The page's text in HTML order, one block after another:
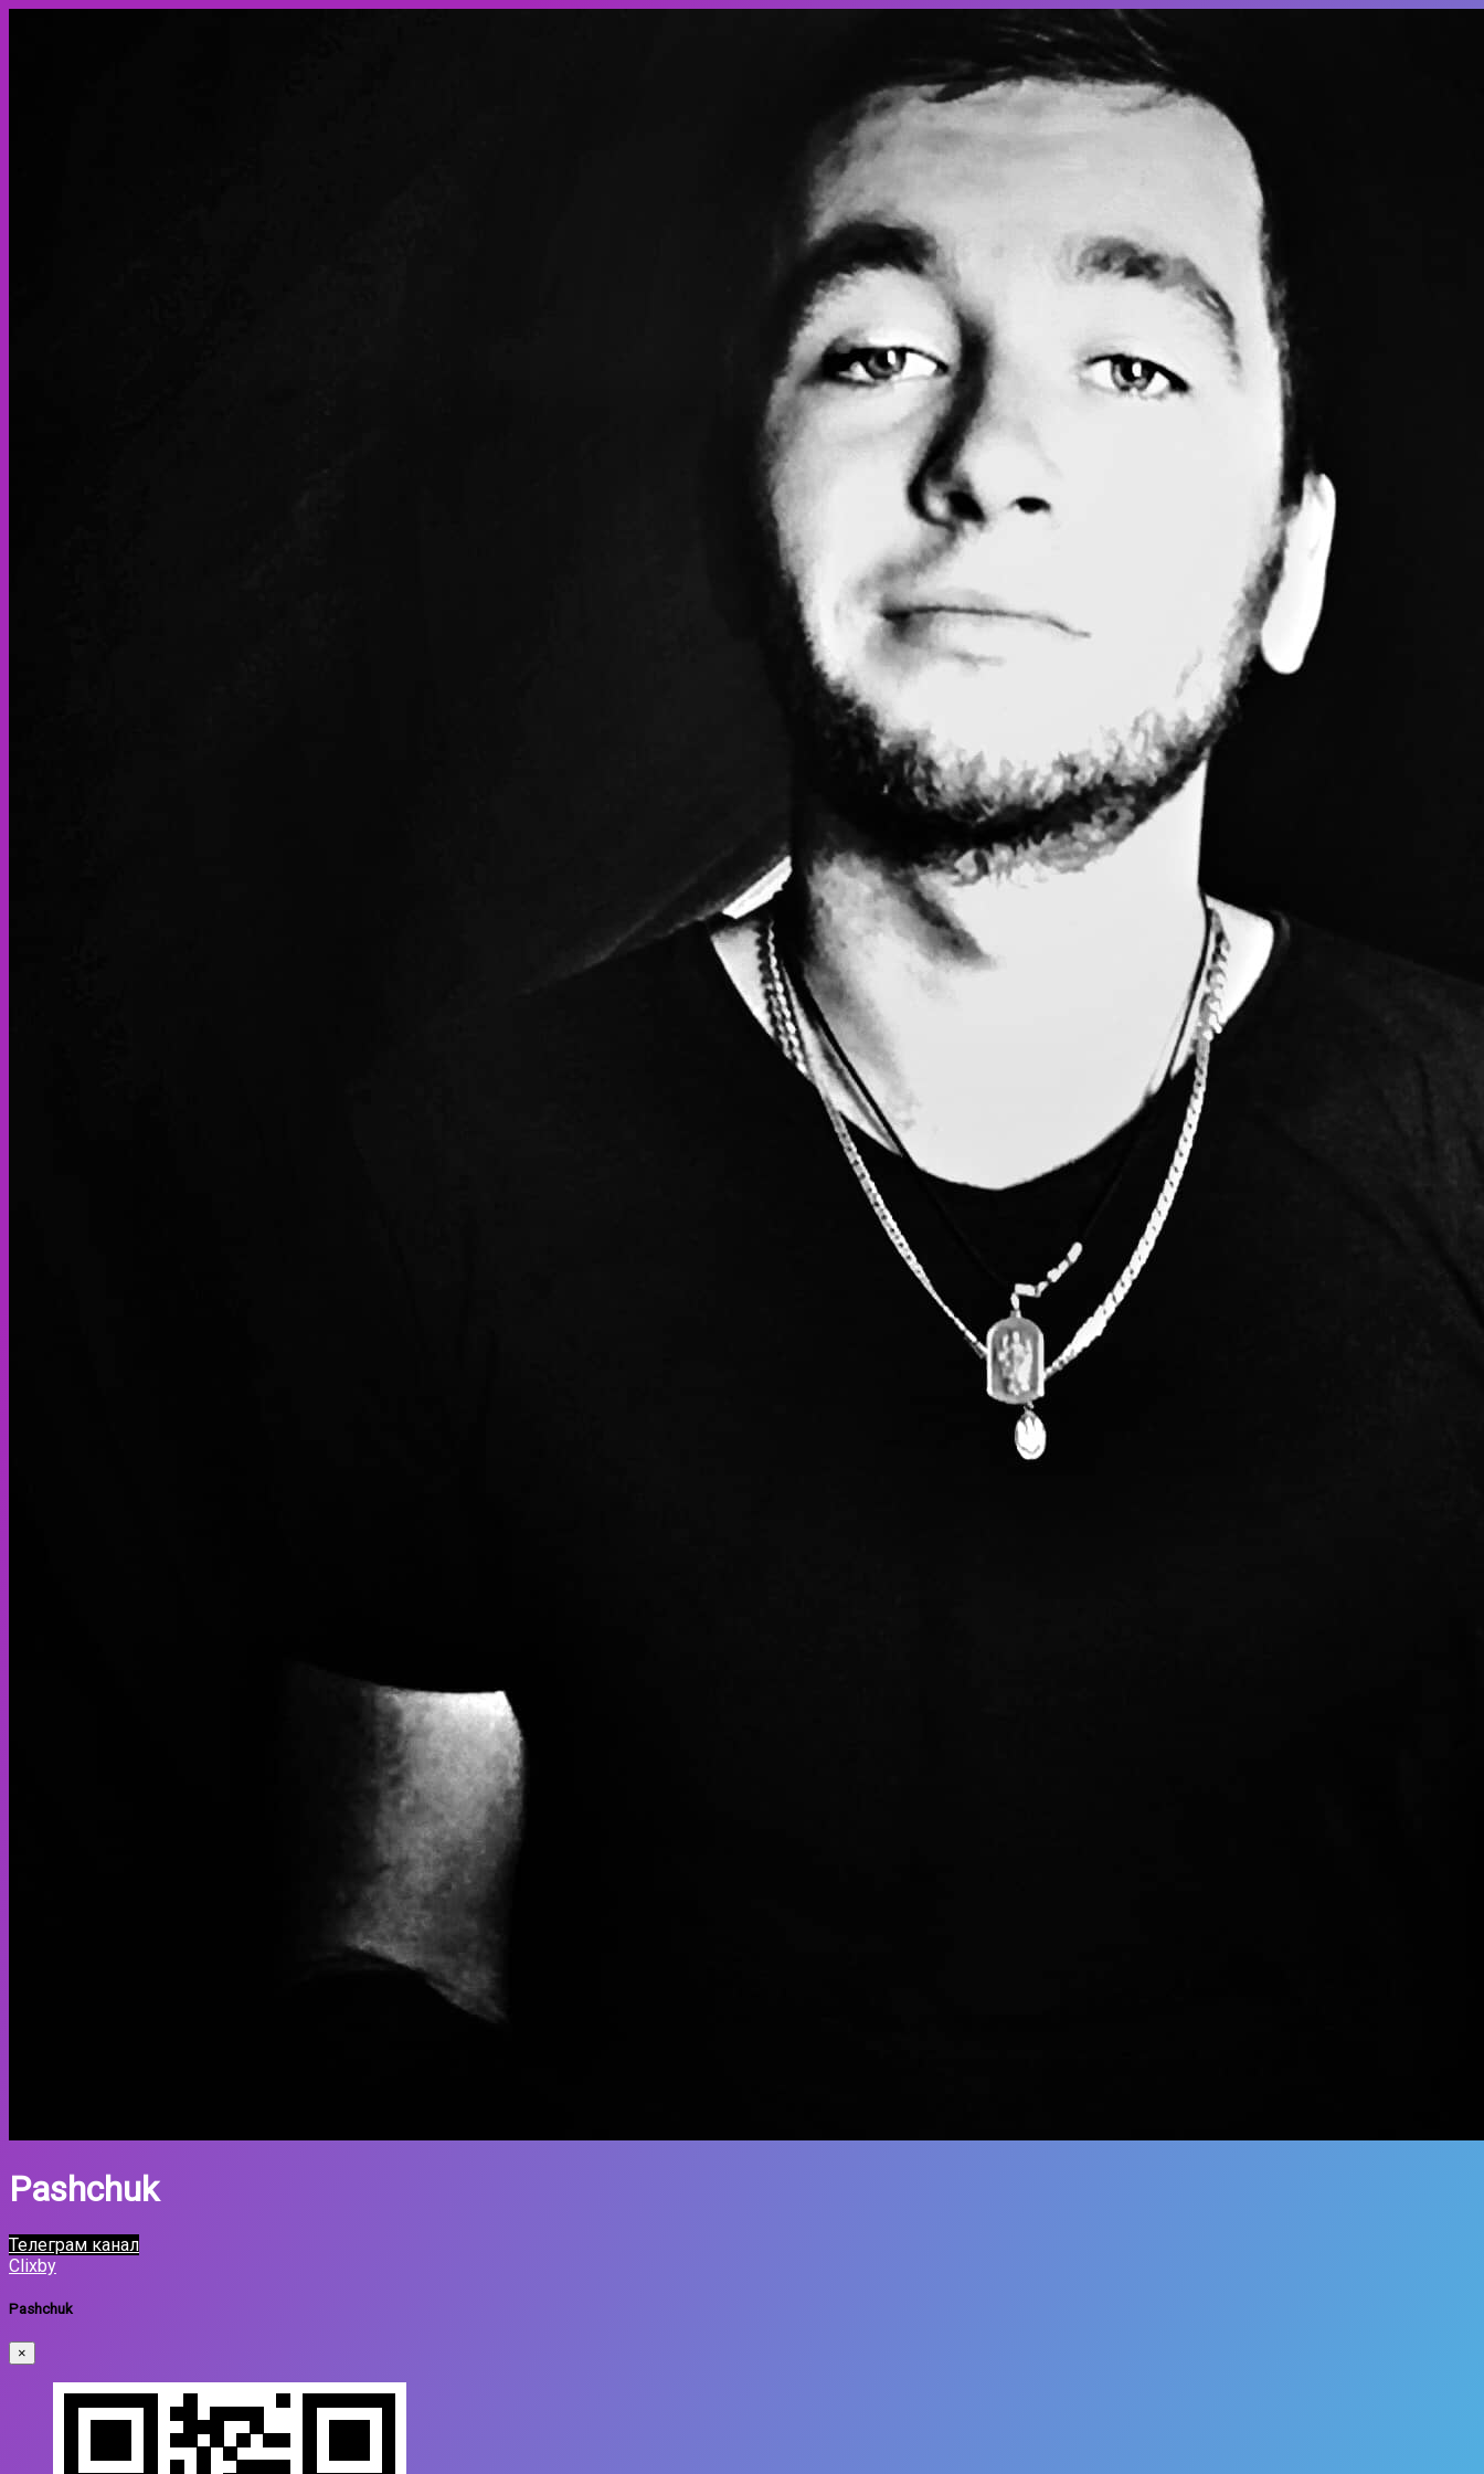
Pashchuk
Телеграм канал
Clixby
Pashchuk
×